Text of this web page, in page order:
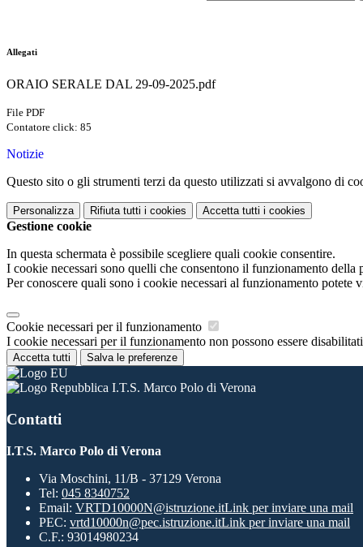
Allegati
ORAIO SERALE DAL 29-09-2025.pdf
File PDF
Contatore click: 85
Notizie
Questo sito o gli strumenti terzi da questo utilizzati si avvalgono di
Personalizza Rifiuta tutti i cookies Accetta tutti i cookies
Gestione cookie
In questa schermata è possibile scegliere quali cookie consentire.
I cookie necessari sono quelli che consentono il funzionamento
Per conoscere quali sono i cookie necessari al funzionamento potete
Cookie necessari per il funzionamento
I cookie necessari per il funzionamento non possono essere
Accetta tutti Salva le preferenze
I.T.S. Marco Polo di Verona
Contatti
I.T.S. Marco Polo di Verona
Via Moschini, 11/B - 37129 Verona
Tel: 045 8340752
Email: VRTD10000N@istruzione.itLink per inviare una mail
PEC: vrtd10000n@pec.istruzione.itLink per inviare una mail
C.F.: 93014980234